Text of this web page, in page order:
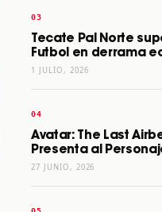
Tecate Pal Norte
Futbol en derrama
1 JULIO, 2026
Avatar: The Last
Presenta al
27 JUNIO, 2026